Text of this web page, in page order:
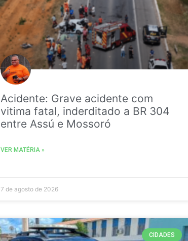
Acidente: Grave acidente com
vitima fatal, inderditado a BR 304
entre Assú e Mossoró
VER MATÉRIA »
7 de agosto de 2026
CIDADES